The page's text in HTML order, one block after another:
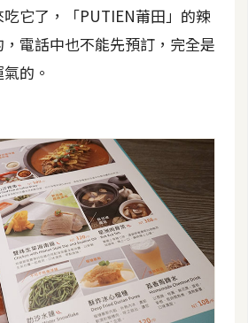
它了，「PUTIEN莆田」的辣
電話中也不能先預訂，完全是
的。